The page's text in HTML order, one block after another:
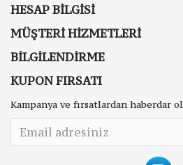
HESAP BILGISI
MÜŞTERI HIZMETLERI
BILGILENDIRME
KUPON FIRSATI
Kampanya ve fırsatlardan haberdar ol